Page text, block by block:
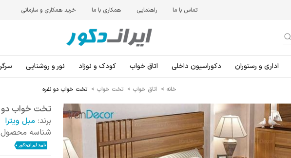
تماس با ما راهنمایی همکاری با ما خرید همکاری و سازمانی
اداری و رستوران دکوراسیون داخلی اتاق خواب کودک و نوزاد نور و روشنایی
خانه > اتاق خواب > تخت خواب > تخت خواب دو نفره
تخت خواب دو
برند: مبل ویترا
شناسه